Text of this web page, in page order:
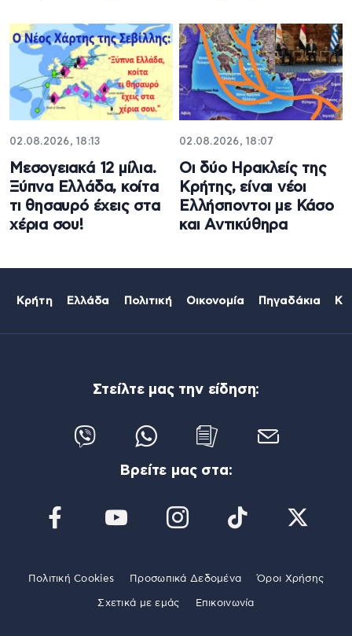
02.08.2026, 18:13
Μεσογειακά 12 μίλια.
Ξύπνα Ελλάδα, κοίτα
τι θησαυρό έχεις στα
χέρια σου!
02.08.2026, 18:07
Οι δύο Ηρακλείς της
Κρήτης, είναι νέοι
Ελλήσποντοι με Κάσο
και Αντικύθηρα
Κρήτη Ελλάδα Πολιτική Οικονομία Πηγαδάκια
Στείλτε μας την είδηση:
Βρείτε μας στα:
Πολιτική Cookies Προσωπικά Δεδομένα Όροι Χρήσης
Σχετικά με εμάς Επικοινωνία